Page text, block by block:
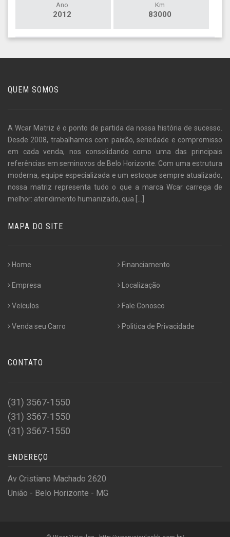
Ano
2012
Km
83000
QUEM SOMOS
A Wcar Matriz é o ponto de partida da nossa história de sucesso.
Desde 2008, trabalhamos com paixão, seriedade e compromisso
em cada venda, nos consolidando como uma das principais
referências em seminovos de Belo Horizonte. Com uma estrutura
moderna, equipe especializada e um estoque sempre atualizado,
nossa matriz representa tudo o que a marca Wcar carrega de
melhor: atendimento humanizado, qua [...]
MAPA DO SITE
Home
Empresa
Veículos
Venda seu Carro
Financiamento
Localização
Fale Conosco
Politica de Privacidade
CONTATO
(31) 3567-1550
(31) 3567-1550
(31) 3567-1550
ENDEREÇO
Av Cristiano Machado 2620
União - Belo Horizonte - MG